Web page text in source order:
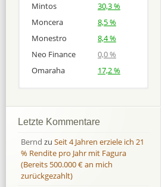
Mintos
30,3 %
Moncera
8,5 %
Monestro
8,4 %
Neo Finance
0,0 %
Omaraha
17,2 %
Bondora
Finbee
43,2%
Finbee (CZK)
0,0 %
HeavyFinance
Bondora
Finbee
35,2%
Finbee (CZK)
0,0 %
HeavyFinance
Letzte Kommentare
Bernd zu Seit 4 Jahren erziele ich 21
% Rendite pro Jahr mit Fagura
(Bereits 500.000 € an mich
zurückgezahlt)